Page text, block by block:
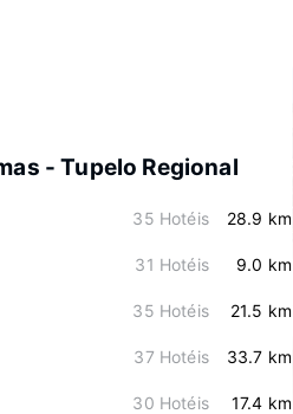
- Tupelo Regional
35 Hotéis 28.9 km
31 Hotéis 9.0 km
35 Hotéis 21.5 km
37 Hotéis 33.7 km
30 Hotéis 17.4 km